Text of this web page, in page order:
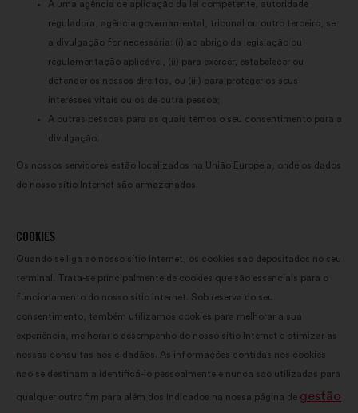
A uma agência de aplicação da lei competente, autoridade
reguladora, agência governamental, tribunal ou outro terceiro, se
a divulgação for necessária: (i) ao abrigo da legislação ou
regulamentação aplicável, (ii) para exercer, estabelecer ou
defender os nossos direitos, ou (iii) para proteger os seus
interesses vitais ou os de outra pessoa;
A outras pessoas para as quais temos o seu consentimento para a
divulgação.
Os nossos servidores estão localizados na União Europeia, onde os dados
do nosso sítio Internet são armazenados.
COOKIES
Quando se liga ao nosso sítio Internet, os cookies são depositados no seu
terminal. Trata-se principalmente de cookies que são essenciais para o
funcionamento do nosso sítio Internet. Sob reserva do seu
consentimento, também utilizamos cookies para melhorar a sua
experiência, melhorar o desempenho do nosso sítio Internet e otimizar as
nossas consultas aos cidadãos. As informações contidas nos cookies
não se destinam a identificá-lo pessoalmente e nunca são utilizadas para
qualquer outro fim para além dos indicados na nossa página de gestão